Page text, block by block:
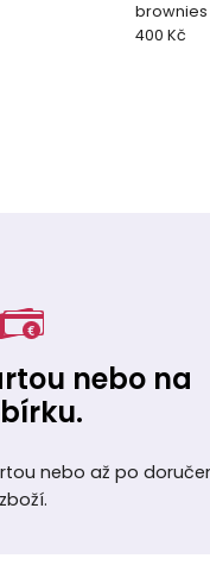
brownies
400 Kč
nebo na
nebo až po
zboží.